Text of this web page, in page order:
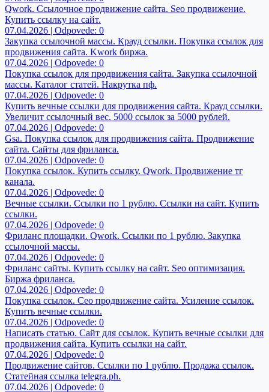
Qwork. Ссылочное продвижение сайта. Seo продвижение.
Купить ссылку на сайт.
07.04.2026 | Odpovede: 0
Закупка ссылочной массы. Крауд ссылки. Покупка ссылок для
продвижения сайта. Kwork биржа.
07.04.2026 | Odpovede: 0
Покупка ссылок для продвижения сайта. Закупка ссылочной
массы. Каталог статей. Накрутка пф.
07.04.2026 | Odpovede: 0
Купить вечные ссылки для продвижения сайта. Крауд ссылки.
Увеличит ссылочный вес. 5000 ссылок за 5000 рублей.
07.04.2026 | Odpovede: 0
Gsa. Покупка ссылок для продвижения сайта. Продвижение
сайта. Сайты для фриланса.
07.04.2026 | Odpovede: 0
Покупка ссылок. Купить ссылку. Qwork. Продвижение тг
канала.
07.04.2026 | Odpovede: 0
Вечные ссылки. Ссылки по 1 рублю. Ссылки на сайт. Купить
ссылки.
07.04.2026 | Odpovede: 0
Фриланс площадки. Qwork. Ссылки по 1 рублю. Закупка
ссылочной массы.
07.04.2026 | Odpovede: 0
Фриланс сайты. Купить ссылку на сайт. Seo оптимизация.
Биржа фриланса.
07.04.2026 | Odpovede: 0
Покупка ссылок. Сео продвижение сайта. Усиление ссылок.
Купить вечные ссылки.
07.04.2026 | Odpovede: 0
Написать статью. Сайт для ссылок. Купить вечные ссылки для
продвижения сайта. Купить ссылки на сайт.
07.04.2026 | Odpovede: 0
Продвижение сайтов. Ссылки по 1 рублю. Продажа ссылок.
Статейная ссылка telegra.ph.
07.04.2026 | Odpovede: 0